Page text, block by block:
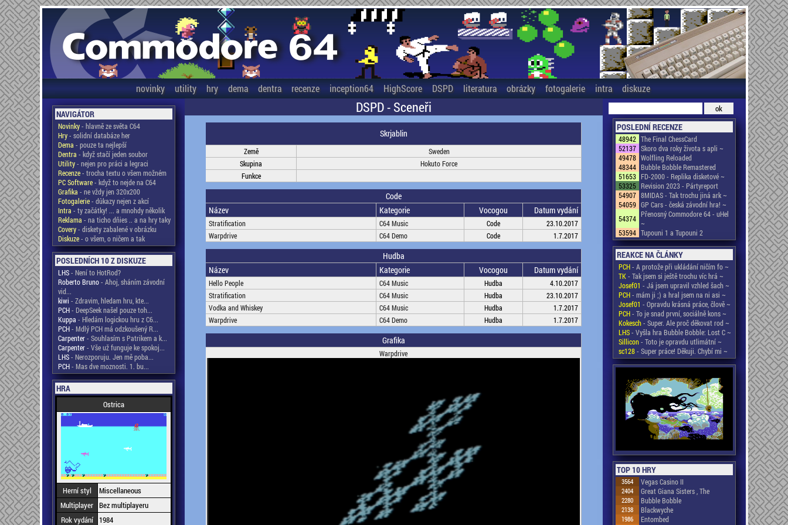
novinky utility hry dema dentra recenze inception64 HighScore DSPD literatura obrázky fotogalerie intra diskuze
NAVIGÁTOR
Novinky- hlavně ze světa C64
Hry- solidní databáze her
Dema - pouze ta nejlepší
Dentra - když stačí jeden soubor
Utility- nejen pro práci a legraci
Recenze- trocha textu o všem možném
PC Software- když to nejde na C64
Grafika - ne vždy jen 320x200
Fotogalerie- důkazy nejen z akcí
Intra - ty začátky! ... a mnohdy několik
Reklama - na ticho dňies .. a na hry taky
Covery- diskety zabalené v obrázku
Diskuze- o všem, o ničem a tak
POSLEDNÍCH 10 Z DISKUZE
LHS- Není to HotRod?
Roberto Bruno- Ahoj, sháním závodní
vid...
kiwi - Zdravim, hledam hru, kte...
PCH- DeepSeek našel pouze toh...
Kuppa - Hledám logickou hru z C6...
PCH- Mdlý PCH má odzkoušený R...
Carpenter- Souhlasím s Patrikem a k...
Carpenter- Vše už funguje ke spokoj...
LHS- Nerozporuju. Jen mě poba...
PCH- Mas dve moznosti. 1. bu...
HRA
Ostrica
Herní styl
Miscellaneous
Multiplayer Bez multiplayeru
Rok vydání
1984
DSPD - Sceneři
Skrjablin
Země
Sweden
Skupina
Hokuto Force
Funkce
Code
Název
Kategorie Vocogou Datum vydání
Stratification C64 Music Code
23.10.2017
Warpdrive
C64 Demo Code 1.7.2017
Hudba
Název
Kategorie Vocogou Datum vydání
Hello People C64 Music Hudba
4.10.2017
Stratification
C64 Music Hudba
23.10.2017
Vodka and Whiskey
C64 Music Hudba
1.7.2017
Warpdrive
C64 Demo Hudba 1.7.2017
Grafika
Warpdrive
POSLEDNÍ RECENZE
48942 The Final ChessCard
52137 Skoro dva roky života s apli ~
49478 Wolfling Reloaded
48344 Bubble Bobble Remastered
51653 FD-2000 - Replika disketové ~
53325 Revision 2023 - Pártyreport
54907 8MIDAS - Tak trochu jiná ark ~
54059 GP Cars - česká závodní hra! ~
54374 Přenosný Commodore 64 - uHel
~
53594 Tupouni 1 a Tupouni 2
REAKCE NA ČLÁNKY
PCH- A protože při ukládání ničím fo ~
TK- Tak jsem si ještě trochu víc hrá ~
Josef01 - Já jsem upravil vzhled šach ~
PCH- mám ji ;) a hral jsem na ni asi ~
Josef01 - Opravdu krásná práce, člově ~
PCH- To je snad první, sociálně kons ~
Kokesch- Super. Ale proč děkovat rod ~
LHS- Vyšla hra Bubble Bobble: Lost C ~
Sillicon- Toto je opravdu utlimátní ~
sc128- Super práce! Děkuji. Chybí mi ~
TOP 10 HRY
3564 Vegas Casino II
2404 Great Giana Sisters , The
2280 Bubble Bobble
2138 Blackwyche
1986 Entombed